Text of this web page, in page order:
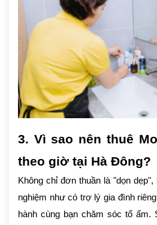
3. Vì sao nên thuê
theo giờ tại Hà Đông?
Không chỉ đơn thuần là "dọn
nghiệm như có trợ lý gia đình
hành cùng bạn chăm sóc tổ ấm.